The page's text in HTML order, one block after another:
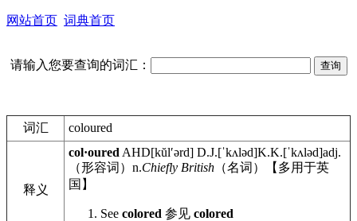
网站首页 词典首页
请输入您要查询的词汇：
词汇 coloured
释义
col·oured AHD[kŭlʹərd] D.J.[ˈkʌləd]K.K.[ˈkʌləd]adj.
（形容词） n.Chiefly British （名词）【多用于英
国】
See colored 参见 colored